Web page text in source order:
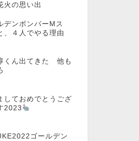
火の思い出
デンボンバーMス
、４人でやる理由
くん出てきた 他も
しておめでとうござ
2023
ゴールデン